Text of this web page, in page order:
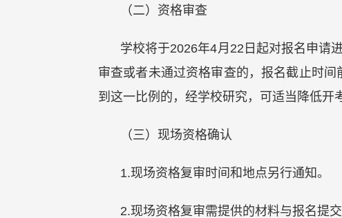
（二）资格审查
学校将于2026年4月22日起对报名申请
审查或者未通过资格审查的，报名截止时
到这一比例的，经学校研究，可适当降低开
（三）现场资格确认
1.现场资格复审时间和地点另行通知。
2.现场资格复审需提供的材料与报名提